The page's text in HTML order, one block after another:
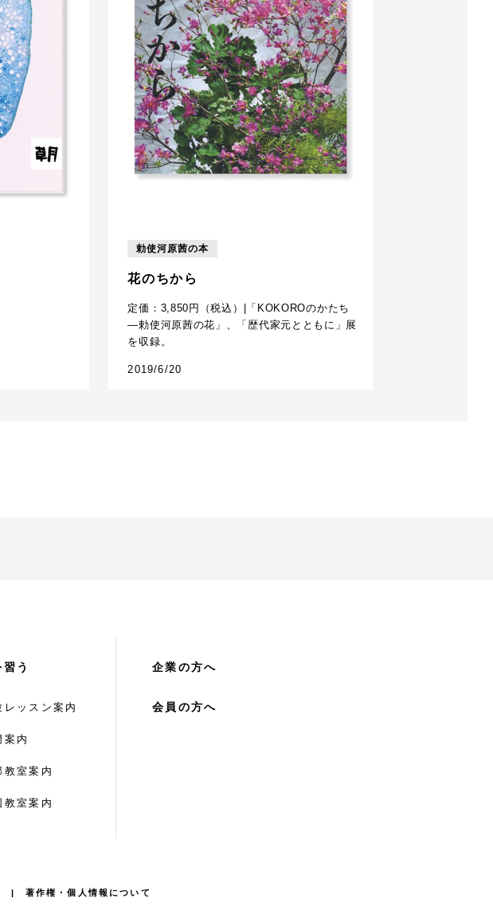
勅使河原茜の本
花のちから
定価：3,850円（税込）|「KOKOROのかたち
―勅使河原茜の花」、「歴代家元とともに」展
を収録。
2019/6/20
う
レッスン案内
案内
教室案内
教室案内
企業の方へ
会員の方へ
著作権・個人情報について